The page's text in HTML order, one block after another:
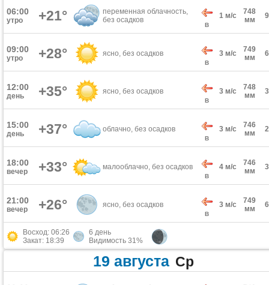
06:00
утро +21°
переменная облачность,
без осадков
В
1 м/с
748
мм
09:00
утро +28° ясно, без осадков
В
3 м/с
749
мм
12:00
день +35° ясно, без осадков
В
3 м/с
748
мм
15:00
день +37° облачно, без осадков
В
3 м/с
746
мм
18:00
вечер +33° малооблачно, без осадков
В
4 м/с
746
мм
21:00
вечер +26° ясно, без осадков
В
3 м/с
749
мм
Восход: 06:26
Закат: 18:39
6 день
Видимость 31%
19 августа Ср